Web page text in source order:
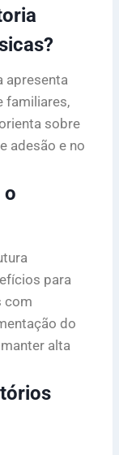
apresenta
familiares,
sobre
adesão e no
o
para
com
do
alta